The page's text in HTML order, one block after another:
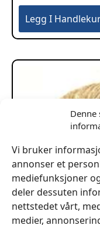
Denne
Vi bruker
annonser et
mediefunksjoner
deler dessuten
nettstedet vårt,
medier,
Legg I